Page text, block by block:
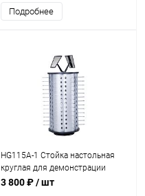
Подробнее
HG115A-1 Стойка настольная
круглая для демонстрации
очков на 52 места без замков
3 800 ₽/ шт